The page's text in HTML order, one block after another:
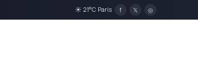
☀ 21°C Paris f 𝕏 ◎